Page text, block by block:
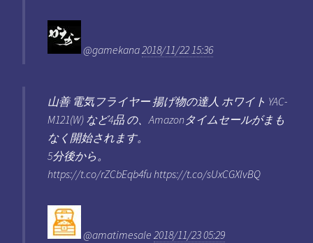
@gamekana2018/11/22 15:36
山善 電気フライヤー 揚げ物の達人 ホワイト YAC-
M121(W) など4品 の、Amazonタイムセールがまも
なく開始されます。
5分後から。
https://t.co/rZCbEqb4fu https://t.co/sUxCGXlvBQ
@amatimesale 2018/11/23 05:29